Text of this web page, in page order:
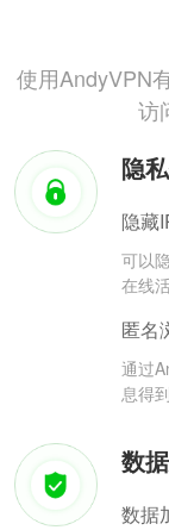
使用AndyVPN
访
隐
隐藏
可以
在线
匿名
通过
息得
数
数据